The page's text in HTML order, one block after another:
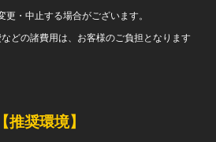
・中止する場合がございます。
どの諸費用は、お客様のご負担となります
【推奨環境】